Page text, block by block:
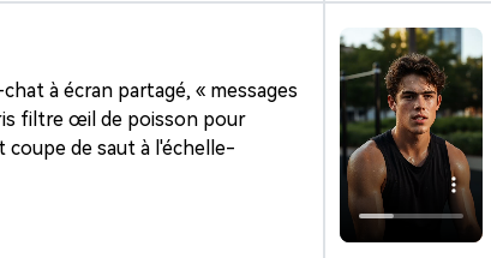
à écran partagé, « messages
filtre œil de poisson pour
de saut à l'échelle-